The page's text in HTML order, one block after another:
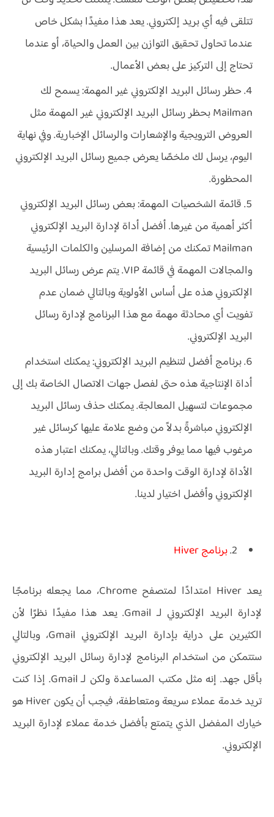
تتلقى فيه أي بريد إلكتروني. يعد هذا مفيدًا بشكل خاص
عندما تحاول تحقيق التوازن بين العمل والحياة، أو عندما
تحتاج إلى التركيز على بعض الأعمال.
حظر رسائل البريد الإلكتروني غير المهمة: يسمح لك
Mailman بحظر رسائل البريد الإلكتروني غير المهمة مثل
العروض الترويجية والإشعارات والرسائل الإخبارية. وفي نهاية
اليوم، يرسل لك ملخصًا يعرض جميع رسائل البريد الإلكتروني
المحظورة.
قائمة الشخصيات المهمة: بعض رسائل البريد الإلكتروني
أكثر أهمية من غيرها. أفضل أداة لإدارة البريد الإلكتروني
Mailman تمكنك من إضافة المرسلين والكلمات الرئيسية
والمجالات المهمة في قائمة VIP. يتم عرض رسائل البريد
الإلكتروني هذه على أساس الأولوية وبالتالي ضمان عدم
تفويت أي محادثة مهمة مع هذا البرنامج لإدارة رسائل
البريد الإلكتروني.
برنامج أفضل لتنظيم البريد الإلكتروني: يمكنك استخدام
أداة الإنتاجية هذه حتى لفصل جهات الاتصال الخاصة بك إلى
مجموعات لتسهيل المعالجة. يمكنك حذف رسائل البريد
الإلكتروني مباشرةً بدلاً من وضع علامة عليها كرسائل غير
مرغوب فيها مما يوفر وقتك. وبالتالي، يمكنك اعتبار هذه
الأداة لإدارة الوقت واحدة من أفضل برامج إدارة البريد
الإلكتروني وأفضل اختيار لدينا.
2. برنامج Hiver
يعد Hiver امتدادًا لمتصفح Chrome، مما يجعله برنامجًا
لإدارة البريد الإلكتروني لـ Gmail. يعد هذا مفيدًا نظرًا لأن
الكثيرين على دراية بإدارة البريد الإلكتروني Gmail، وبالتالي
ستتمكن من استخدام البرنامج لإدارة رسائل البريد الإلكتروني
بأقل جهد. إنه مثل مكتب المساعدة ولكن لـ Gmail. إذا كنت
تريد خدمة عملاء سريعة ومتعاطفة، فيجب أن يكون Hiver هو
خيارك المفضل الذي يتمتع بأفضل خدمة عملاء لإدارة البريد
الإلكتروني.